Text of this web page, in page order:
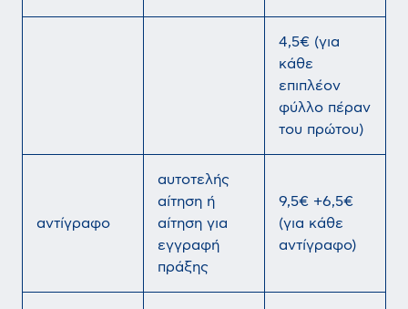
4,5€ (για
κάθε
επιπλέον
φύλλο πέραν
του πρώτου)
αντίγραφο
αυτοτελής
αίτηση ή
αίτηση για
εγγραφή
πράξης
9,5€ +6,5€
(για κάθε
αντίγραφο)